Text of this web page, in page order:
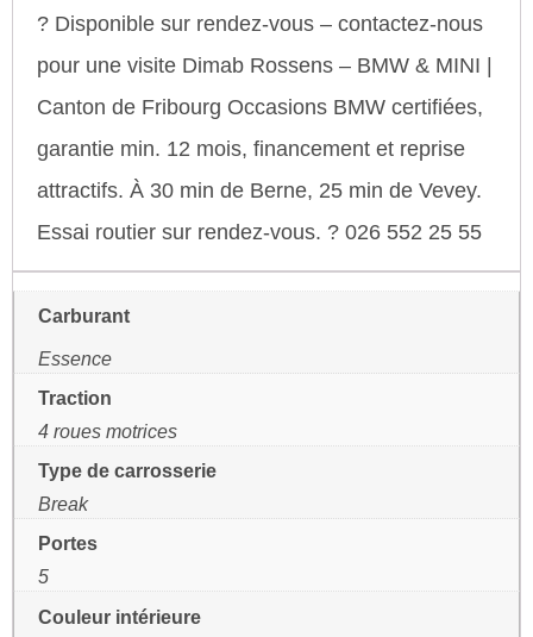
? Disponible sur rendez-vous – contactez-nous
pour une visite Dimab Rossens – BMW & MINI |
Canton de Fribourg Occasions BMW certifiées,
garantie min. 12 mois, financement et reprise
attractifs. À 30 min de Berne, 25 min de Vevey.
Essai routier sur rendez-vous. ? 026 552 25 55
Carburant
Essence
Traction
4 roues motrices
Type de carrosserie
Break
Portes
5
Couleur intérieure